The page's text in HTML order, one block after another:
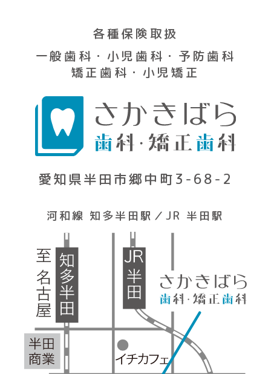
各種保険取扱
一般歯科・小児歯科・予防歯科
矯正歯科・小児矯正
愛知県半田市郷中町3-68-2
河和線 知多半田駅／JR 半田駅